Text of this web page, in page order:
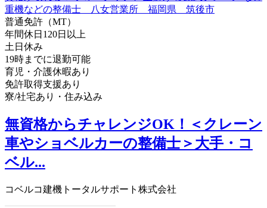
普通免許（MT）
年間休日120日以上
土日休み
19時までに退勤可能
育児・介護休暇あり
免許取得支援あり
寮/社宅あり・住み込み
無資格からチャレンジOK！＜クレーン
車やショベルカーの整備士＞大手・コ
ベル...
コベルコ建機トータルサポート株式会社